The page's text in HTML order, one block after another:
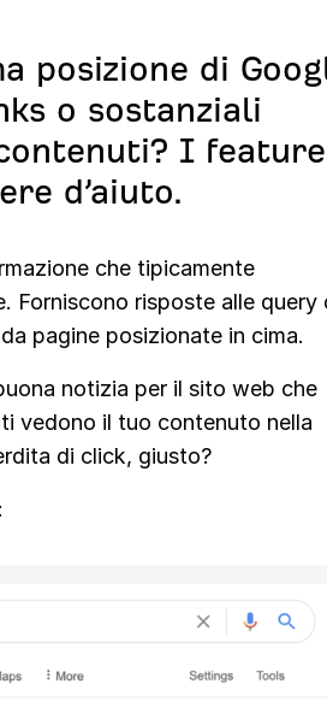
posizione di
o sostanziali
I
d’aiuto.
che tipicamente
Forniscono risposte alle query
pagine posizionate in cima.
notizia per il sito web che
vedono il tuo contenuto nella
di click, giusto?